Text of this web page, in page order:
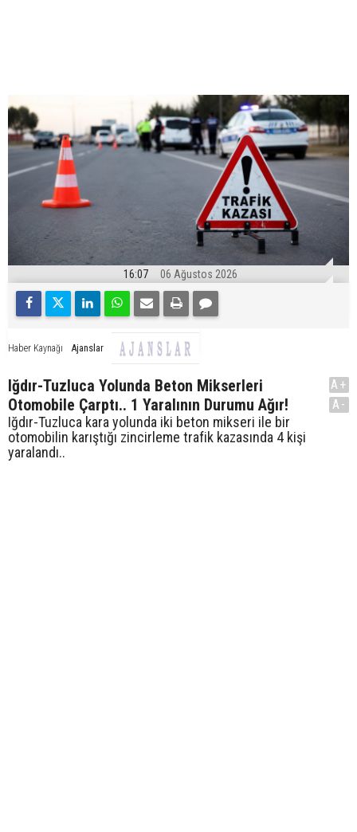
16:07 06 Ağustos 2026
Haber Kaynağı Ajanslar
Iğdır-Tuzluca Yolunda Beton Mikserleri
Otomobile Çarptı.. 1 Yaralının Durumu Ağır!
Iğdır-Tuzluca kara yolunda iki beton mikseri ile bir
otomobilin karıştığı zincirleme trafik kazasında 4 kişi
yaralandı..
A+
A-